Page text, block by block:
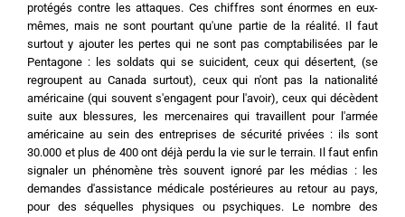
protégés contre les attaques. Ces chiffres sont énormes en eux-
mêmes, mais ne sont pourtant qu'une partie de la réalité. Il faut
surtout y ajouter les pertes qui ne sont pas comptabilisées par le
Pentagone : les soldats qui se suicident, ceux qui désertent, (se
regroupent au Canada surtout), ceux qui n'ont pas la nationalité
américaine (qui souvent s'engagent pour l'avoir), ceux qui décèdent
suite aux blessures, les mercenaires qui travaillent pour l'armée
américaine au sein des entreprises de sécurité privées : ils sont
30.000 et plus de 400 ont déjà perdu la vie sur le terrain. Il faut enfin
signaler un phénomène très souvent ignoré par les médias : les
demandes d'assistance médicale postérieures au retour au pays,
pour des séquelles physiques ou psychiques. Le nombre des